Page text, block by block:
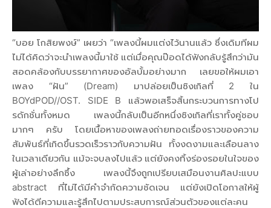
“บอย โกสิยพงษ์” เผยว่า “เพลงนี้ผมแต่งไว้นานแล้ว ซึ่งเดิมทีผม
ไม่ได้คิดว่าจะนำเพลงนี้มาใช้ แต่เมื่อคุณป๊อดได้ฟังกลับรู้สึกว่ามัน
สอดคล้องกับบรรยากาศของอัลบั้มอย่างมาก เลยขอให้ผมเอา
เพลง “ฝัน” (Dream) มาปล่อยเป็นซิงเกิลที่ 2 ใน
BOYdPOD//OST. SIDE B แล้วพอเสร็จสิ้นกระบวนการทางโป
รดักชั่นทั้งหมด เพลงนี้กลับเป็นอีกหนึ่งซิงเกิลที่เราทั้งคู่ชอบ
มากๆ ครับ โดยเนื้อหาของเพลงถ่ายทอดเรื่องราวของความ
สัมพันธ์ที่เกิดขึ้นรวดเร็วราวกับความฝัน ทั้งงดงามและเลือนลาง
ในเวลาเดียวกัน แม้จะจบลงไปแล้ว แต่ยังคงทิ้งร่องรอยในใจของ
ผู้เล่าอย่างลึกซึ้ง เพลงนี้จึงถูกเปรียบเสมือนงานศิลปะแบบ
abstract ที่ไม่ได้มีคำจำกัดความชัดเจน แต่ยังเปิดโอกาสให้ผู้
ฟังได้ตีความและรู้สึกไปตามประสบการณ์ส่วนตัวของแต่ละคน